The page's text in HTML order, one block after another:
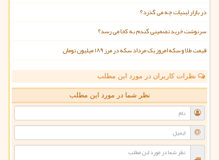
در بازار لبنیات چه می گذرد؟
سرنوشت خرید تضمینی گندم به کجا می رسد؟
قیمت طلا و سکه امروز یک مرداد سکه در مرز ۱۸۹ میلیون تومان
نظرات کاربران در مورد این مطلب
نظر شما در مورد این مطلب